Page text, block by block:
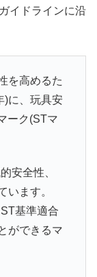
イドラインに沿
を高めるた
)に、玩具安
ーク(STマ
安全性、
います。
基準適合
ができるマ